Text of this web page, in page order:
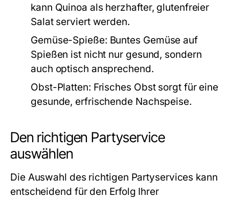
kann Quinoa als herzhafter, glutenfreier
Salat serviert werden.
Gemüse-Spieße: Buntes Gemüse auf
Spießen ist nicht nur gesund, sondern
auch optisch ansprechend.
Obst-Platten: Frisches Obst sorgt für eine
gesunde, erfrischende Nachspeise.
Den richtigen Partyservice
auswählen
Die Auswahl des richtigen Partyservices kann
entscheidend für den Erfolg Ihrer